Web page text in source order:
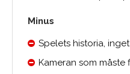
Minus
Spelets historia,
Kameran som måste